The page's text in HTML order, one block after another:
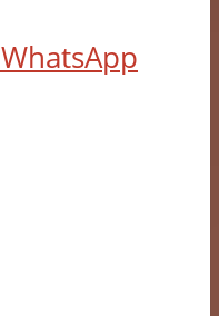
WhatsApp